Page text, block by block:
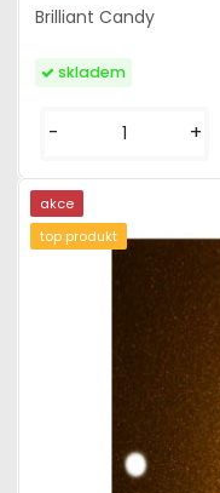
Brilliant Candy
skladem
- +
akce
top produkt